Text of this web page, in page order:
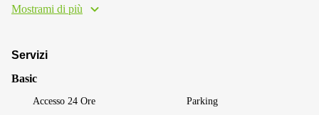
Mostrami di più
Servizi
Basic
Accesso 24 Ore Parking